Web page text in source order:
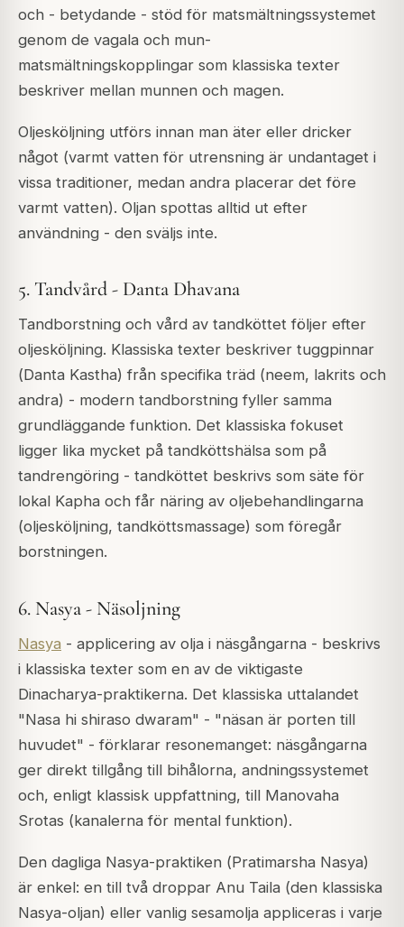
och - betydande - stöd för matsmältningssystemet
genom de vagala och mun-
matsmältningskopplingar som klassiska texter
beskriver mellan munnen och magen.
Oljesköljning utförs innan man äter eller dricker
något (varmt vatten för utrensning är undantaget i
vissa traditioner, medan andra placerar det före
varmt vatten). Oljan spottas alltid ut efter
användning - den sväljs inte.
5. Tandvård - Danta Dhavana
Tandborstning och vård av tandköttet följer efter
oljesköljning. Klassiska texter beskriver tuggpinnar
(Danta Kastha) från specifika träd (neem, lakrits och
andra) - modern tandborstning fyller samma
grundläggande funktion. Det klassiska fokuset
ligger lika mycket på tandköttshälsa som på
tandrengöring - tandköttet beskrivs som säte för
lokal Kapha och får näring av oljebehandlingarna
(oljesköljning, tandköttsmassage) som föregår
borstningen.
6. Nasya - Näsoljning
Nasya - applicering av olja i näsgångarna - beskrivs
i klassiska texter som en av de viktigaste
Dinacharya-praktikerna. Det klassiska uttalandet
"Nasa hi shiraso dwaram" - "näsan är porten till
huvudet" - förklarar resonemanget: näsgångarna
ger direkt tillgång till bihålorna, andningssystemet
och, enligt klassisk uppfattning, till Manovaha
Srotas (kanalerna för mental funktion).
Den dagliga Nasya-praktiken (Pratimarsha Nasya)
är enkel: en till två droppar Anu Taila (den klassiska
Nasya-oljan) eller vanlig sesamolja appliceras i varje